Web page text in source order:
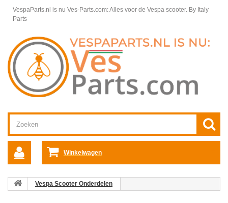
VespaParts.nl is nu Ves-Parts.com: Alles voor de Vespa scooter. By Italy
Parts
Winkelwagen
Vespa Scooter Onderdelen